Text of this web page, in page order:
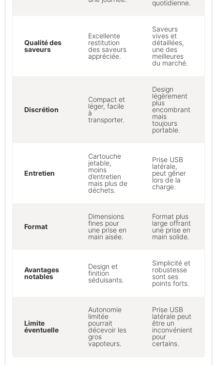
quotidienne.
Qualité des
saveurs
Excellente
restitution
des saveurs
appréciée.
Saveurs
vives et
détaillées,
une des
meilleures
du marché.
Discrétion
Compact et
léger, facile
à
transporter.
Design
légèrement
plus
encombrant
mais
toujours
portable.
Entretien
Cartouche
jetable,
moins
d’entretien
mais plus de
déchets.
Prise USB
latérale,
peut gêner
lors de la
charge.
Format
Dimensions
fines pour
une prise en
main aisée.
Format plus
large offrant
une prise en
main solide.
Avantages
notables
Design et
finition
séduisants.
Simplicité et
robustesse
sont ses
points forts.
Limite
éventuelle
Autonomie
limitée
pourrait
décevoir les
gros
vapoteurs.
Prise USB
latérale peut
être un
inconvénient
pour
certains.